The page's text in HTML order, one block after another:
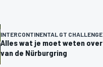
INTERCONTINENTAL GT CHALLENGE
Alles wat je moet weten
van de Nürburgring